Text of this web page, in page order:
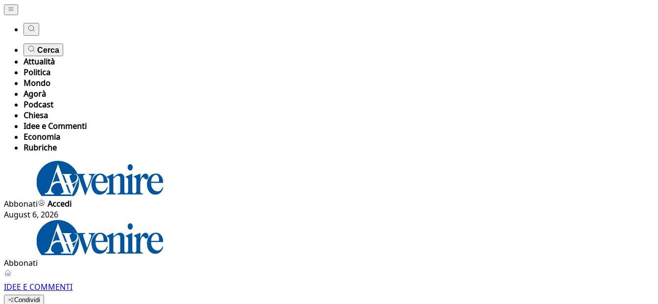
Cerca
Attualità
Politica
Mondo
Agorà
Podcast
Chiesa
Idee e Commenti
Economia
Rubriche
Abbonati
Accedi
August 6, 2026
Abbonati
IDEE E COMMENTI
Condividi